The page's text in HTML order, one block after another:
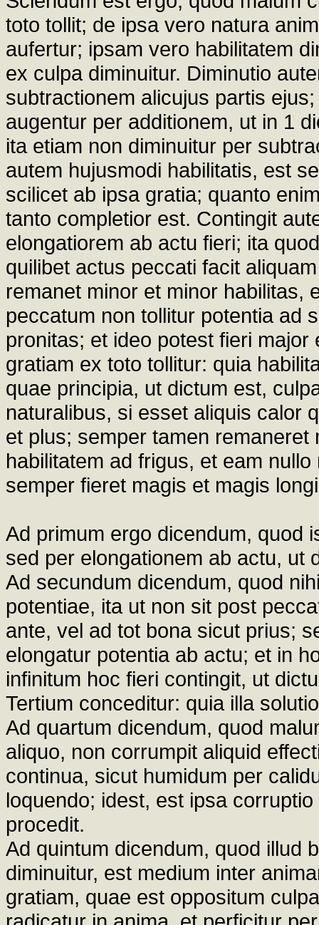
toto tollit; de ipsa vero natura
aufertur; ipsam vero habilitatem
ex culpa diminuitur. Diminutio
subtractionem alicujus partis
augentur per additionem, ut in 1
ita etiam non diminuitur per
autem hujusmodi habilitatis, est
scilicet ab ipsa gratia; quanto
tanto completior est. Contingit
elongatiorem ab actu fieri; ita
quilibet actus peccati facit
remanet minor et minor habilitas,
peccatum non tollitur potentia ad
pronitas; et ideo potest fieri
gratiam ex toto tollitur: quia
quae principia, ut dictum est,
naturalibus, si esset aliquis calor
et plus; semper tamen
habilitatem ad frigus, et eam
semper fieret magis et magis
Ad primum ergo dicendum, quod
sed per elongationem ab actu, ut
Ad secundum dicendum, quod
potentiae, ita ut non sit post
ante, vel ad tot bona sicut prius;
elongatur potentia ab actu; et in
infinitum hoc fieri contingit, ut
Tertium conceditur: quia illa
Ad quartum dicendum, quod
aliquo, non corrumpit aliquid
continua, sicut humidum per
loquendo; idest, est ipsa
procedit.
Ad quintum dicendum, quod illud
diminuitur, est medium inter
gratiam, quae est oppositum